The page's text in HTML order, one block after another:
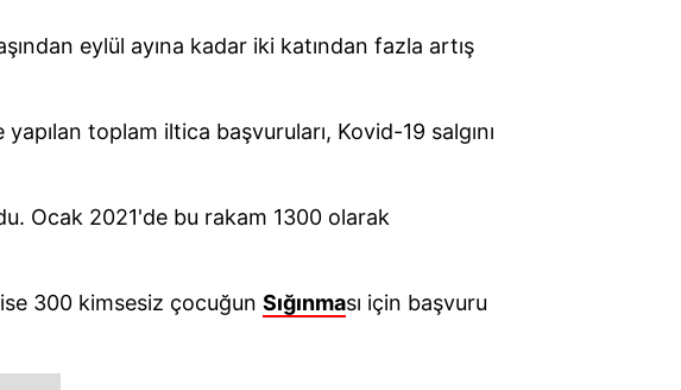
eylül ayına kadar iki katından fazla artış
toplam iltica başvuruları, Kovid-19 salgını
Ocak 2021'de bu rakam 1300 olarak
300 kimsesiz çocuğun Sığınması için başvuru